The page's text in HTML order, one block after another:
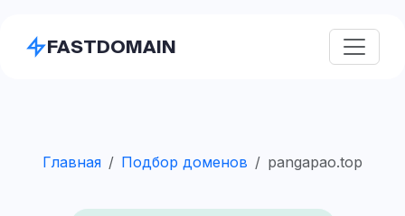
FASTDOMAIN
Главная Подбор доменов pangapao.top